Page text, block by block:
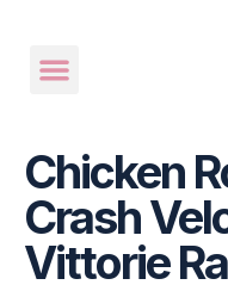
Chicken
Crash
Vittorie